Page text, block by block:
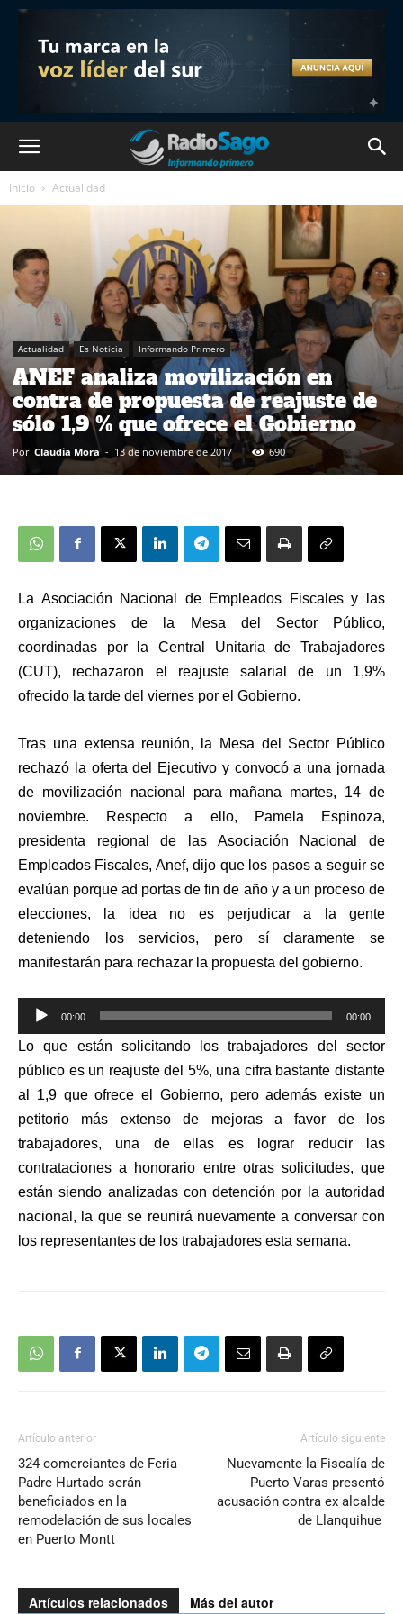
Inicio Actualidad
Actualidad Es Noticia Informando Primero
ANEF analiza movilización en
contra de propuesta de reajuste de
sólo 1,9 % que ofrece el Gobierno
Por Claudia Mora - 13 de noviembre de 2017 690
La Asociación Nacional de Empleados Fiscales y las
organizaciones de la Mesa del Sector Público,
coordinadas por la Central Unitaria de Trabajadores
(CUT), rechazaron el reajuste salarial de un 1,9%
ofrecido la tarde del viernes por el Gobierno.
Tras una extensa reunión, la Mesa del Sector Público
rechazó la oferta del Ejecutivo y convocó a una jornada
de movilización nacional para mañana martes, 14 de
noviembre. Respecto a ello, Pamela Espinoza,
presidenta regional de las Asociación Nacional de
Empleados Fiscales, Anef, dijo que los pasos a seguir se
evalúan porque ad portas de fin de año y a un proceso de
elecciones, la idea no es perjudicar a la gente
deteniendo los servicios, pero sí claramente se
manifestarán para rechazar la propuesta del gobierno.
Reproductor
de
audio
00:00 00:00
Lo que están solicitando los trabajadores del sector
público es un reajuste del 5%, una cifra bastante distante
al 1,9 que ofrece el Gobierno, pero además existe un
petitorio más extenso de mejoras a favor de los
trabajadores, una de ellas es lograr reducir las
contrataciones a honorario entre otras solicitudes, que
están siendo analizadas con detención por la autoridad
nacional, la que se reunirá nuevamente a conversar con
los representantes de los trabajadores esta semana.
Artículo anterior
324 comerciantes de Feria
Padre Hurtado serán
beneficiados en la
remodelación de sus locales
en Puerto Montt
Artículo siguiente
Nuevamente la Fiscalía de
Puerto Varas presentó
acusación contra ex alcalde
de Llanquihue
Artículos relacionados Más del autor